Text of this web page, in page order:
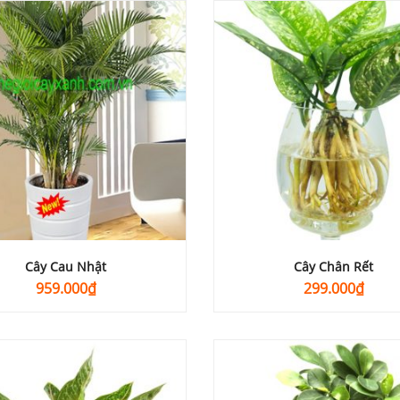
Cây Cau Nhật
959.000₫
Cây Chân Rết
299.000₫